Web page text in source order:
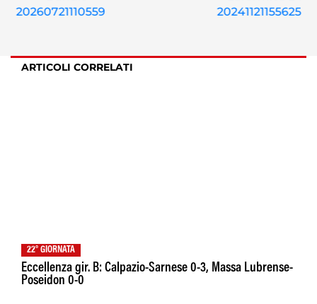
ARTICOLI CORRELATI
22° GIORNATA
Eccellenza gir. B: Calpazio-Sarnese 0-3, Massa Lubrense-
Poseidon 0-0